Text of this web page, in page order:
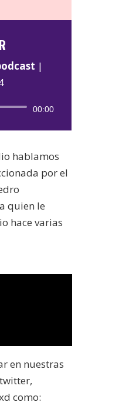
|
00:00
hablamos
por el
quien le
hace varias
en nuestras
como: